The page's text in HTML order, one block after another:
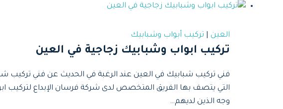
سلك
في
دبي
العين تركيب أبواب وشبابيك
تركيب ابواب وشبابيك زجاجية في العين
فني تركيب شبابيك في العين عند الرغبة في الحديث عن فني تركيب
التي يتصف بها الفريق المتخصص لدى شركة فرسان الإبداع لتركيب
وجه الذين لديهم…